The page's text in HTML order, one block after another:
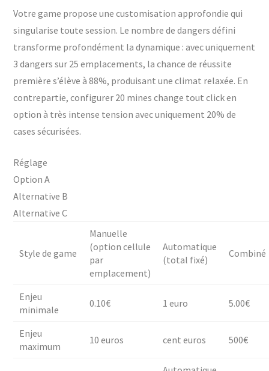
Votre game propose une customisation approfondie qui
singularise toute session. Le nombre de dangers défini
transforme profondément la dynamique : avec uniquement
3 dangers sur 25 emplacements, la chance de réussite
première s’élève à 88%, produisant une climat relaxée. En
contrepartie, configurer 20 mines change tout click en
option à très intense tension avec uniquement 20% de
cases sécurisées.
Réglage
Option A
Alternative B
Alternative C
Style de game
Manuelle
(option cellule
par
emplacement)
Automatique
(total fixé)
Combiné
Enjeu
minimale
0.10€ 1 euro 5.00€
Enjeu
maximum
10 euros cent euros 500€